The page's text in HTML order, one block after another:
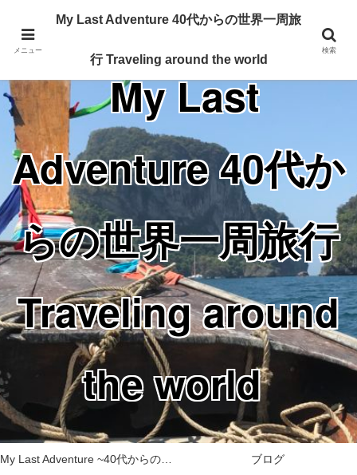
Traveling around the world from my 40's
My Last
Adventure 40代か
らの世界一周旅行
Traveling around
the world
My Last Adventure ~40代からの世界一周旅行記~ ブログ
メニュー
My Last Adventure 40代からの世界一周旅
行 Traveling around the world
検索